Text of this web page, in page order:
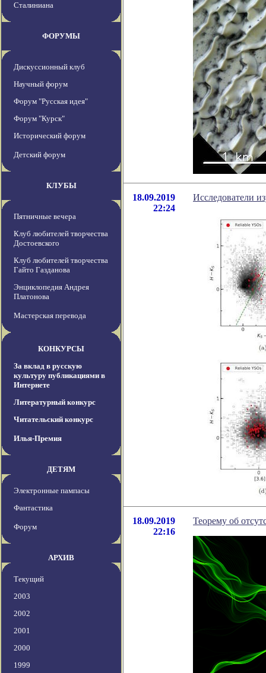
Сталиниана
ФОРУМЫ
Дискуссионный клуб
Научный форум
Форум "Русская идея"
Форум "Курск"
Исторический форум
Детский форум
КЛУБЫ
Пятничные вечера
Клуб любителей творчества
Достоевского
Клуб любителей творчества
Гайто Газданова
Энциклопедия Андрея
Платонова
Мастерская перевода
КОНКУРСЫ
За вклад в русскую
культуру публикациями в
Интернете
Литературный конкурс
Читательский конкурс
Илья-Премия
ДЕТЯМ
Электронные пампасы
Фантастика
Форум
АРХИВ
Текущий
2003
2002
2001
2000
1999
18.09.2019
22:24
Исследователи
18.09.2019
22:16
Теорему об